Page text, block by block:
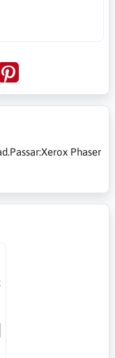
Phaser